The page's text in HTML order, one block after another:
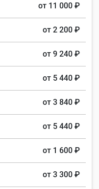
от 11 000 ₽
от 2 200 ₽
от 9 240 ₽
от 5 440 ₽
от 3 840 ₽
от 5 440 ₽
от 1 600 ₽
от 3 300 ₽